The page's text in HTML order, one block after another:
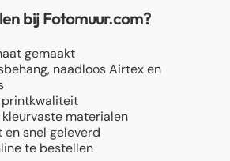
bij Fotomuur.com?
gemaakt
naadloos Airtex en
printkwaliteit
kleurvaste materialen
en snel geleverd
te bestellen